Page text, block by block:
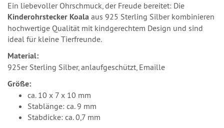
Ein liebevoller Ohrschmuck, der Freude bereitet: Die
Kinderohrstecker Koala aus 925 Sterling Silber kombinieren
hochwertige Qualität mit kindgerechtem Design und sind
ideal für kleine Tierfreunde.
Material:
925er Sterling Silber, anlaufgeschützt, Emaille
Größe:
ca. 10 x 7 x 10 mm
Stablänge: ca. 9 mm
Stabdicke: ca. 0,7 mm